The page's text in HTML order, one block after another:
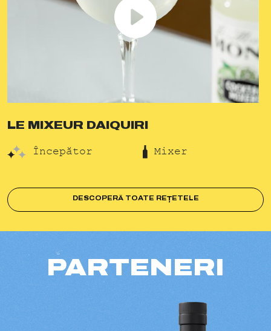
LE MIXEUR DAIQUIRI
Începător Mixer
DESCOPERĂ TOATE REȚETELE
PARTENERI